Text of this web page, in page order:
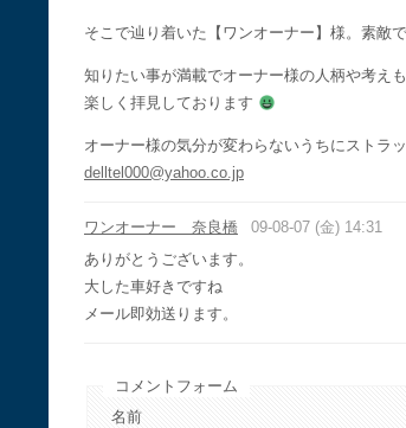
そこで辿り着いた【ワンオーナー】様。素敵
知りたい事が満載でオーナー様の人柄や考え
楽しく拝見しております
オーナー様の気分が変わらないうちにストラ
delltel000@yahoo.co.jp
ワンオーナー 奈良橋
09-08-07 (金) 14:31
ありがとうございます。
大した車好きですね
メール即効送ります。
コメントフォーム
名前